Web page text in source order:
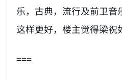
乐，古典，流行及前卫
这样更好，楼主觉得梁祝
===